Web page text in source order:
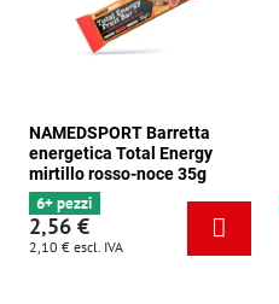
NAMEDSPORT Barretta
energetica Total Energy
mirtillo rosso-noce 35g
6+ pezzi
2,56 €
2,10 € escl. IVA